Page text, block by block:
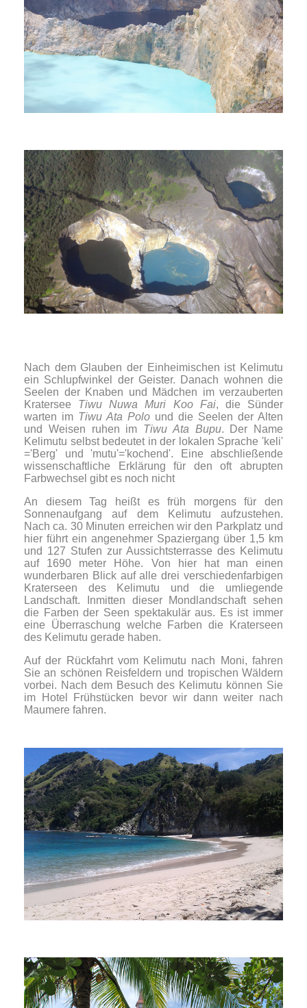
Nach dem Glauben der Einheimischen ist Kelimutu
ein Schlupfwinkel der Geister. Danach wohnen die
Seelen der Knaben und Mädchen im verzauberten
Kratersee Tiwu Nuwa Muri Koo Fai, die Sünder
warten im Tiwu Ata Polo und die Seelen der Alten
und Weisen ruhen im Tiwu Ata Bupu. Der Name
Kelimutu selbst bedeutet in der lokalen Sprache 'keli'
='Berg' und 'mutu'='kochend'. Eine abschließende
wissenschaftliche Erklärung für den oft abrupten
Farbwechsel gibt es noch nicht
An diesem Tag heißt es früh morgens für den
Sonnenaufgang auf dem Kelimutu aufzustehen.
Nach ca. 30 Minuten erreichen wir den Parkplatz und
hier führt ein angenehmer Spaziergang über 1,5 km
und 127 Stufen zur Aussichtsterrasse des Kelimutu
auf 1690 meter Höhe. Von hier hat man einen
wunderbaren Blick auf alle drei verschiedenfarbigen
Kraterseen des Kelimutu und die umliegende
Landschaft. Inmitten dieser Mondlandschaft sehen
die Farben der Seen spektakulär aus. Es ist immer
eine Überraschung welche Farben die Kraterseen
des Kelimutu gerade haben.
Auf der Rückfahrt vom Kelimutu nach Moni, fahren
Sie an schönen Reisfeldern und tropischen Wäldern
vorbei. Nach dem Besuch des Kelimutu können Sie
im Hotel Frühstücken bevor wir dann weiter nach
Maumere fahren.